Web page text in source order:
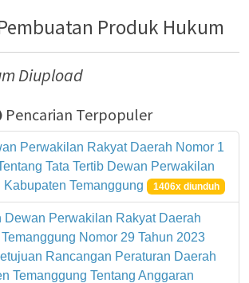
Produk Hukum
Diupload
Pencarian Terpopuler
Perwakilan Rakyat Daerah Nomor 1
Tata Tertib Dewan Perwakilan
Kabupaten Temanggung
1406x diunduh
Dewan Perwakilan Rakyat Daerah
Nomor 29 Tahun 2023
Rancangan Peraturan Daerah
Temanggung Tentang Anggaran